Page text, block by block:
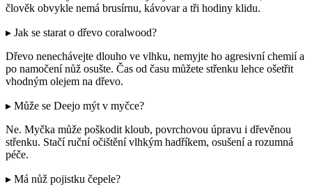
člověk obvykle nemá brusírnu, kávovar a tři hodiny klidu.
▸ Jak se starat o dřevo coralwood?
Dřevo nenechávejte dlouho ve vlhku, nemyjte ho agresivní chemií a
po namočení nůž osušte. Čas od času můžete střenku lehce ošetřit
vhodným olejem na dřevo.
▸ Může se Deejo mýt v myčce?
Ne. Myčka může poškodit kloub, povrchovou úpravu i dřevěnou
střenku. Stačí ruční očištění vlhkým hadříkem, osušení a rozumná
péče.
▸ Má nůž pojistku čepele?